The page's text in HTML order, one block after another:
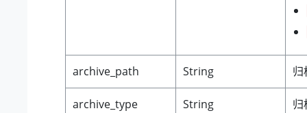
archive_path String 归
archive_type String 归